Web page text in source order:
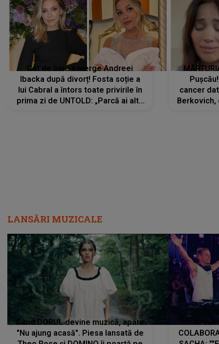
Cât de bine îi merge Andreei
Ibacka după divorț! Fosta soție a
lui Cabral a întors toate privirile în
prima zi de UNTOLD: „Parcă ai altă
cancer
LANSĂRI MUZICALE
Când DORUL devine muzică, apare
"Nu ajung acasă". Piesa lansată de